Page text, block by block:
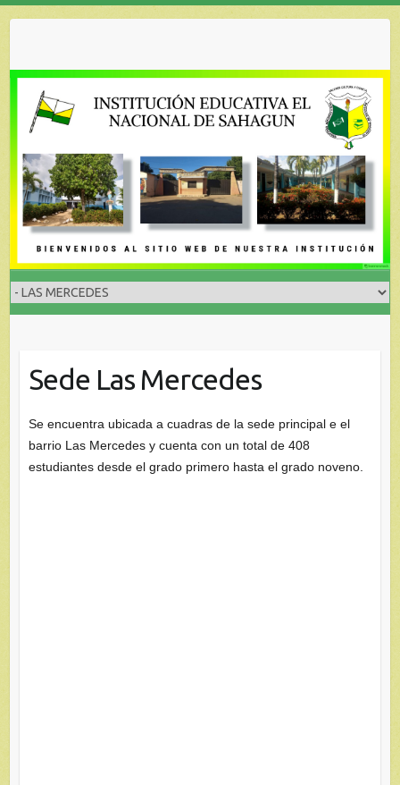
Skip
Sede Las Mercedes
Se encuentra ubicada a cuadras de la sede principal e el
barrio Las Mercedes y cuenta con un total de 408
estudiantes desde el grado primero hasta el grado noveno.